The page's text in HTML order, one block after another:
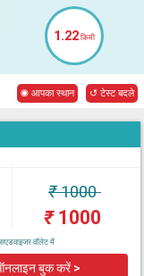
1.22किमी
◉ आपका स्थान ↺ टेस्ट बदले
₹1000
₹1000
वॉलेट में
बुक करें >